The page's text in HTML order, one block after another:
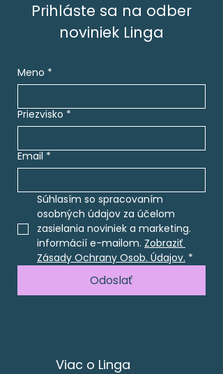
Prihláste sa na odber
noviniek Linga
Meno *
Priezvisko *
Email *
Súhlasím so spracovaním
osobných údajov za účelom
zasielania noviniek a marketing.
informácií e-mailom. Zobraziť
Zásady Ochrany Osob. Údajov. *
Odoslať
Viac o Linga